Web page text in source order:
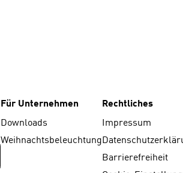
Für Unternehmen
Downloads
Weihnachtsbeleuchtung
Rechtliches
Impressum
Barrierefreiheit